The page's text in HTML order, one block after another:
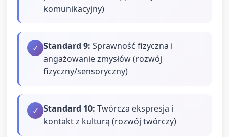
komunikacyjny)
✓ Standard 9: Sprawność fizyczna i
angażowanie zmysłów (rozwój
fizyczny/sensoryczny)
✓ Standard 10: Twórcza ekspresja i
kontakt z kulturą (rozwój twórczy)